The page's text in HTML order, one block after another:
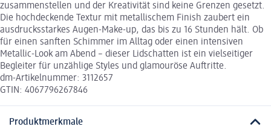
zusammenstellen und der Kreativität sind keine Grenzen gesetzt.
Die hochdeckende Textur mit metallischem Finish zaubert ein
ausdrucksstarkes Augen-Make-up, das bis zu 16 Stunden hält. Ob
für einen sanften Schimmer im Alltag oder einen intensiven
Metallic-Look am Abend – dieser Lidschatten ist ein vielseitiger
Begleiter für unzählige Styles und glamouröse Auftritte.
dm-Artikelnummer: 3112657
GTIN: 4067796267846
Produktmerkmale